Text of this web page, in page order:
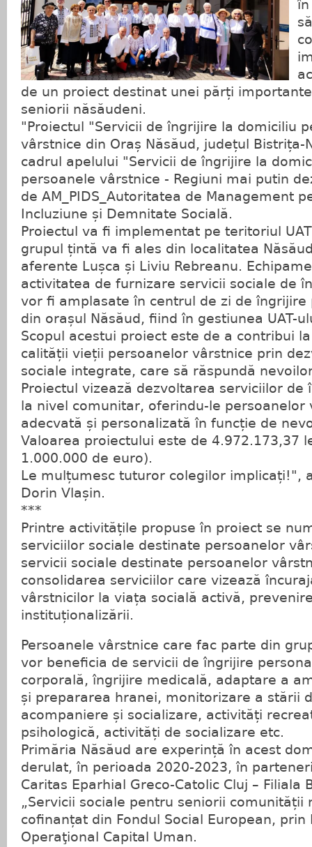
în
de un proiect destinat unei părți
seniorii năsăudeni.
"Proiectul "Servicii de îngrijire la domiciliu
vârstnice din Oraș Năsăud, județul Bistrița-
cadrul apelului "Servicii de îngrijire la
persoanele vârstnice - Regiuni mai putin
de AM_PIDS_Autoritatea de Management
Incluziune și Demnitate Socială.
Proiectul va fi implementat pe teritoriul
grupul țintă va fi ales din localitatea
aferente Lușca și Liviu Rebreanu.
activitatea de furnizare servicii sociale de
vor fi amplasate în centrul de zi de îngrijire
din orașul Năsăud, fiind în gestiunea UAT-
Scopul acestui proiect este de a contribui
calității vieții persoanelor vârstnice prin
sociale integrate, care să răspundă
Proiectul vizează dezvoltarea serviciilor de
la nivel comunitar, oferindu-le persoanelor
adecvată și personalizată în funcție de
Valoarea proiectului este de 4.972.173,37
1.000.000 de euro).
Le mulțumesc tuturor colegilor implicați!",
Dorin Vlașin.
***
Printre activitățile propuse în proiect se
serviciilor sociale destinate persoanelor
servicii sociale destinate persoanelor
consolidarea serviciilor care vizează
vârstnicilor la viața socială activă,
instituționalizării.
Persoanele vârstnice care fac parte din
vor beneficia de servicii de îngrijire
corporală, îngrijire medicală, adaptare a
și prepararea hranei, monitorizare a stării
acompaniere și socializare, activități
psihologică, activități de socializare etc.
Primăria Năsăud are experință în acest
derulat, în perioada 2020-2023, în
Caritas Eparhial Greco-Catolic Cluj – Filiala
„Servicii sociale pentru seniorii comunității
cofinanțat din Fondul Social European, prin
Operaţional Capital Uman.